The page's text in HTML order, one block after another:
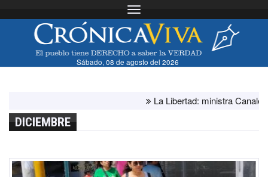
Toggle navigation
Sábado, 08 de agosto del 2026
La Libertad: ministra Canales
DICIEMBRE